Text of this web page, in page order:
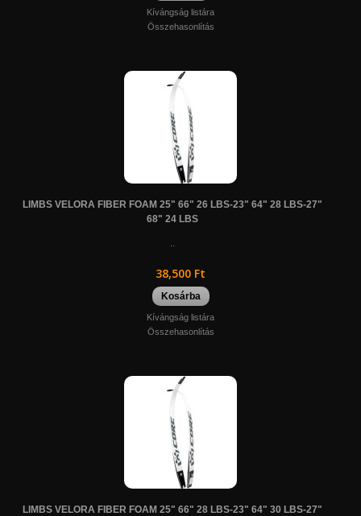
Kívángság listára
Összehasonlítás
LIMBS VELORA FIBER FOAM 25" 66" 26 LBS-23" 64" 28 LBS-27"
68" 24 LBS
38,500 Ft
Kosárba
Kívángság listára
Összehasonlítás
LIMBS VELORA FIBER FOAM 25" 66" 28 LBS-23" 64" 30 LBS-27"